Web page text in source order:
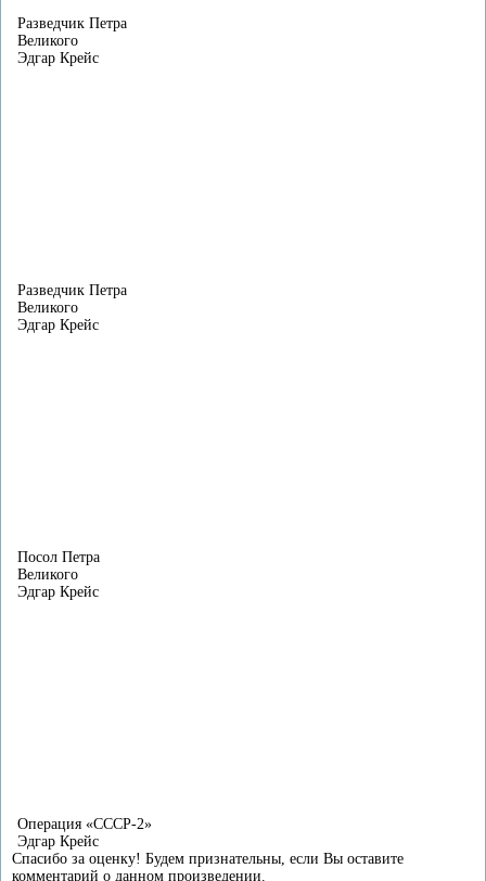
Разведчик Петра
Великого
Эдгар Крейс
Разведчик Петра
Великого
Эдгар Крейс
Посол Петра
Великого
Эдгар Крейс
Операция «СССР-2»
Эдгар Крейс
Спасибо за оценку! Будем признательны, если Вы оставите
комментарий о данном произведении.